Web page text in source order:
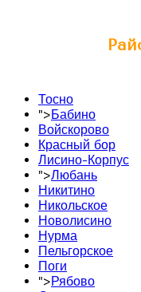
Тосно
">Бабино
Войскорово
Красный бор
Лисино-Корпус
">Любань
Никитино
Никольское
Новолисино
Нурма
Пельгорское
Поги
">Рябово